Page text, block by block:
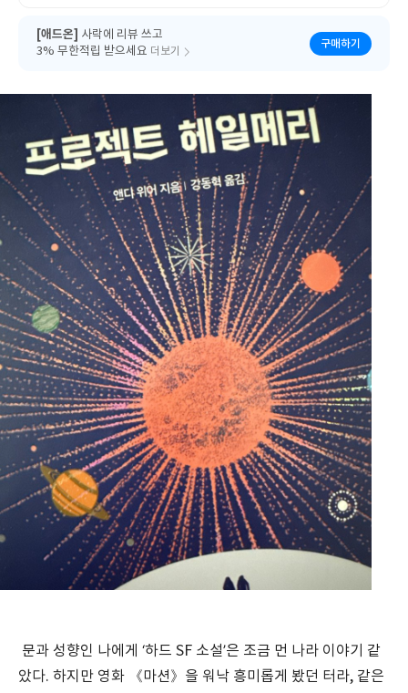
[애드온] 사락에 리뷰 쓰고
3% 무한적립 받으세요 더보기
구매하기
문과 성향인 나에게 ‘하드 SF 소설’은 조금 먼 나라 이야기 같
았다. 하지만 영화 《마션》을 워낙 흥미롭게 봤던 터라, 같은